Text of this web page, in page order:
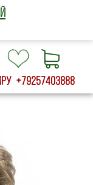
+79257403888